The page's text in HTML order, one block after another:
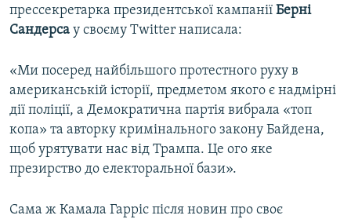
прессекретарка президентської кампанії Берні
Сандерса у своєму Twitter написала:
«Ми посеред найбільшого протестного руху в
американській історії, предметом якого є надмірні
дії поліції, а Демократична партія вибрала «топ
копа» та авторку кримінального закону Байдена,
щоб урятувати нас від Трампа. Це ого яке
презирство до електоральної бази».
Сама ж Камала Гарріс після новин про своє